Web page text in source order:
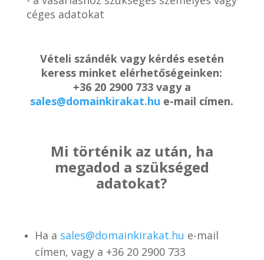
céges adatokat
Vételi szándék vagy kérdés esetén
keress minket elérhetőségeinken:
+36 20 2900 733 vagy a
sales@domainkirakat.hu e-mail címen.
Mi történik az után, ha
megadod a szükséged
adatokat?
Ha a sales@domainkirakat.hu e-mail
címen, vagy a +36 20 2900 733